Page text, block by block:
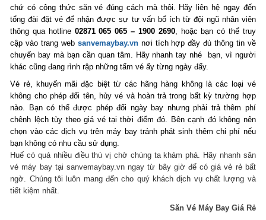
chứ có công thức săn vé đúng cách mà thôi. Hãy liên hệ ngay đến
tổng đài đặt vé để nhận được sự tư vấn bổ ích từ đội ngũ nhân viên
thông qua hotline 02871 065 065 – 1900 2690, hoặc bạn có thể truy
cập vào trang web sanvemaybay.vn nơi tích hợp đầy đủ thông tin về
chuyến bay mà bạn cần quan tâm. Hãy nhanh tay nhé bạn, vì người
khác cũng đang rình rập những tấm vé ấy từng ngày đấy.
Vé rẻ, khuyến mãi đặc biệt từ các hãng hàng không là các loại vé
không cho phép đổi tên, hủy vé và hoàn trả trong bất kỳ trường hợp
nào. Bạn có thể được phép đổi ngày bay nhưng phải trả thêm phí
chênh lệch tùy theo giá vé tại thời điểm đó. Bên cạnh đó không nên
chọn vào các dịch vụ trên máy bay tránh phát sinh thêm chi phí nếu
bạn không có nhu cầu sử dụng.
Huế có quá nhiều điều thú vị chờ chúng ta khám phá. Hãy nhanh săn
vé máy bay tại sanvemaybay.vn ngay từ bây giờ để có giá vẻ rẻ bất
ngờ. Chúng tôi luôn mang đến cho quý khách dịch vụ chất lượng và
tiết kiệm nhất.
Săn Vé Máy Bay Giá Rẻ